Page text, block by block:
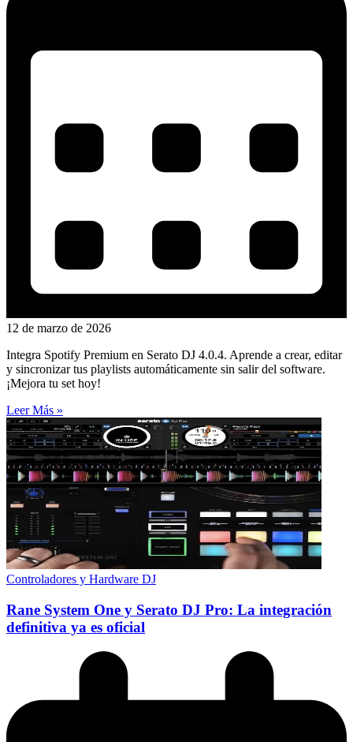
12 de marzo de 2026
Integra Spotify Premium en Serato DJ 4.0.4. Aprende a crear, editar
y sincronizar tus playlists automáticamente sin salir del software.
¡Mejora tu set hoy!
Leer Más »
Controladores y Hardware DJ
Rane System One y Serato DJ Pro: La integración
definitiva ya es oficial